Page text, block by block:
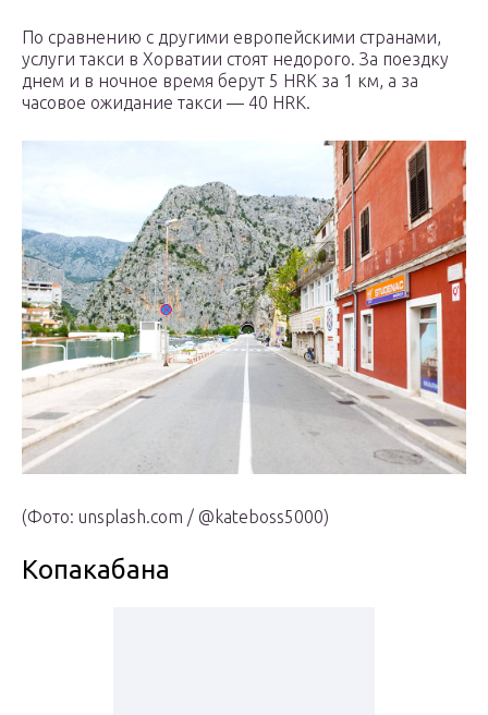
По сравнению с другими европейскими странами,
услуги такси в Хорватии стоят недорого. За поездку
днем и в ночное время берут 5 HRK за 1 км, а за
часовое ожидание такси — 40 HRK.
(Фото: unsplash.com / @kateboss5000)
Копакабана